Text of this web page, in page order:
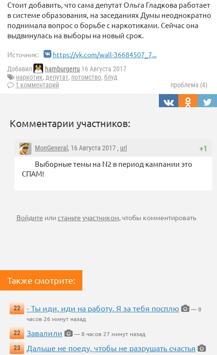
Стоит добавить, что сама депутат Ольга Гладкова работает
в системе образования, на заседаниях Думы неоднократно
поднимала вопрос о борьбе с наркотиками. Сейчас она
выдвинулась на выборы на новый срок.
Источник: https://vk.com/wall-36684507_7...
Добавил hamburgerru 16 Августа 2017
наркотик, депутат, потомство, блуд
1 комментарий
проблема (4)
Комментарии участников:
+1
MonGeneral , 16 Августа 2017 , url
Выборные темы на N2 в период кампании это
СПАМ!
Войдите илистаньте участником, чтобы комментировать
Также смотрите:
22 - Ты иди, иди на работу. Я за тебя посплю
— 8
часов 26 минут назад
22
Завалили
— 8 часов 27 минут назад
23
Дальше не поеду, чтобы не разрушать счастья